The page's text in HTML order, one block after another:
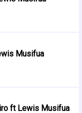
Musifua
ft Lewis Musifua